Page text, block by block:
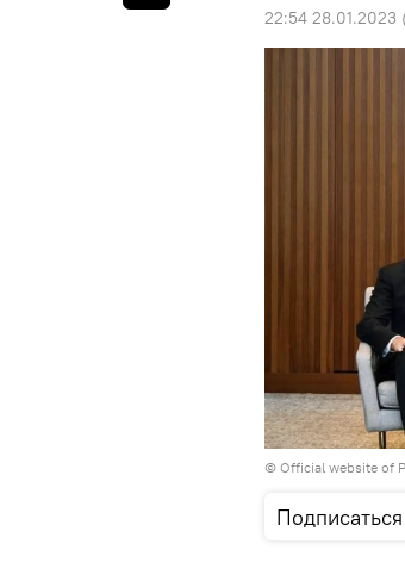
22:54 28.01.2023
© Official website of
Подписаться